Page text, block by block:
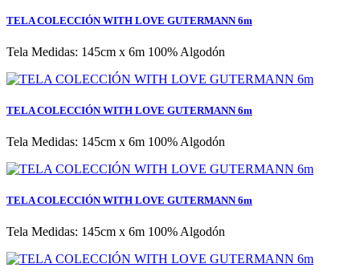
TELA COLECCIÓN WITH LOVE GUTERMANN 6m
Tela Medidas: 145cm x 6m 100% Algodón
TELA COLECCIÓN WITH LOVE GUTERMANN 6m
Tela Medidas: 145cm x 6m 100% Algodón
TELA COLECCIÓN WITH LOVE GUTERMANN 6m
Tela Medidas: 145cm x 6m 100% Algodón